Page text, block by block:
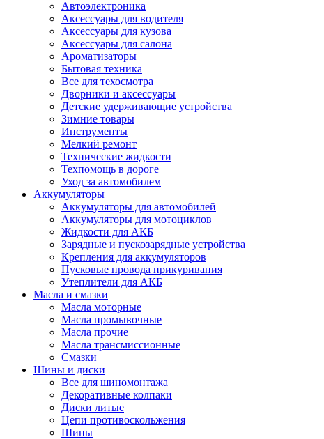
Автоэлектроника
Аксессуары для водителя
Аксессуары для кузова
Аксессуары для салона
Ароматизаторы
Бытовая техника
Все для техосмотра
Дворники и аксессуары
Детские удерживающие устройства
Зимние товары
Инструменты
Мелкий ремонт
Технические жидкости
Техпомощь в дороге
Уход за автомобилем
Аккумуляторы
Аккумуляторы для автомобилей
Аккумуляторы для мотоциклов
Жидкости для АКБ
Зарядные и пускозарядные устройства
Крепления для аккумуляторов
Пусковые провода прикуривания
Утеплители для АКБ
Масла и смазки
Масла моторные
Масла промывочные
Масла прочие
Масла трансмиссионные
Смазки
Шины и диски
Все для шиномонтажа
Декоративные колпаки
Диски литые
Цепи противоскольжения
Шины